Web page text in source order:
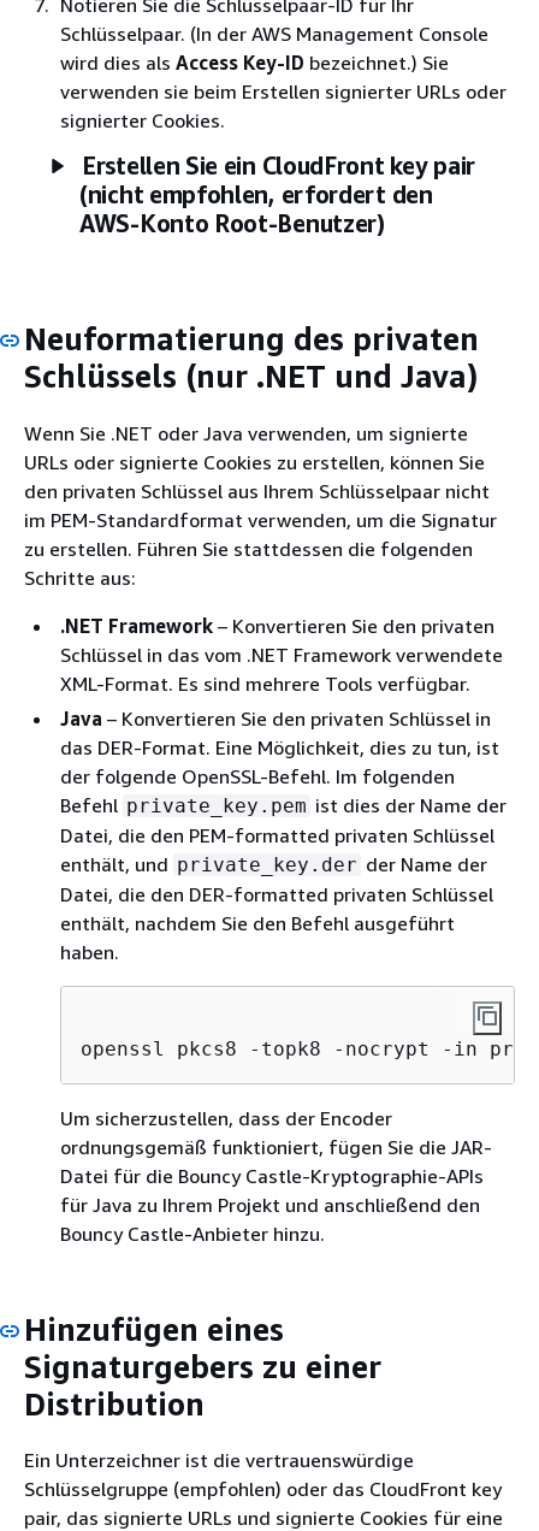
Notieren Sie die Schlüsselpaar-ID für Ihr
Schlüsselpaar. (In der AWS Management Console
wird dies als Access Key-ID bezeichnet.) Sie
verwenden sie beim Erstellen signierter URLs oder
signierter Cookies.
Erstellen Sie ein CloudFront key pair
(nicht empfohlen, erfordert den
AWS-Konto Root-Benutzer)
Neuformatierung des privaten
Schlüssels (nur .NET und Java)
Wenn Sie .NET oder Java verwenden, um signierte
URLs oder signierte Cookies zu erstellen, können Sie
den privaten Schlüssel aus Ihrem Schlüsselpaar nicht
im PEM-Standardformat verwenden, um die Signatur
zu erstellen. Führen Sie stattdessen die folgenden
Schritte aus:
.NET Framework – Konvertieren Sie den privaten
Schlüssel in das vom .NET Framework verwendete
XML-Format. Es sind mehrere Tools verfügbar.
Java – Konvertieren Sie den privaten Schlüssel in
das DER-Format. Eine Möglichkeit, dies zu tun, ist
der folgende OpenSSL-Befehl. Im folgenden
Befehl private_key.pem ist dies der Name der
Datei, die den PEM-formatted privaten Schlüssel
enthält, und private_key.der der Name der
Datei, die den DER-formatted privaten Schlüssel
enthält, nachdem Sie den Befehl ausgeführt
haben.
openssl pkcs8 -topk8 -nocrypt -in
Um sicherzustellen, dass der Encoder
ordnungsgemäß funktioniert, fügen Sie die JAR-
Datei für die Bouncy Castle-Kryptographie-APIs
für Java zu Ihrem Projekt und anschließend den
Bouncy Castle-Anbieter hinzu.
Hinzufügen eines
Signaturgebers zu einer
Distribution
Ein Unterzeichner ist die vertrauenswürdige
Schlüsselgruppe (empfohlen) oder das CloudFront key
pair, das signierte URLs und signierte Cookies für eine